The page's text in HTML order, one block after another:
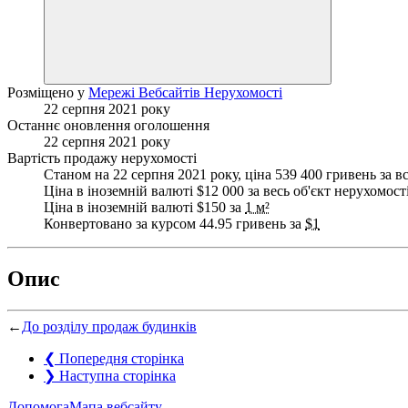
Розміщено у Мережі Вебсайтів Нерухомості
22 серпня 2021 року
Останнє оновлення оголошення
22 серпня 2021 року
Вартість продажу нерухомості
Станом на 22 серпня 2021 року, ціна 539 400 гривень за
Ціна в іноземній валюті $12 000 за весь об'єкт
Ціна в іноземній валюті $150 за 1 м²
Конвертовано за курсом 44.95 гривень за $1
Опис
← До розділу продаж будинків
❮ Попередня сторінка
❯ Наступна сторінка